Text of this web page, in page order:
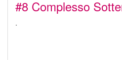
#8 Complesso
.